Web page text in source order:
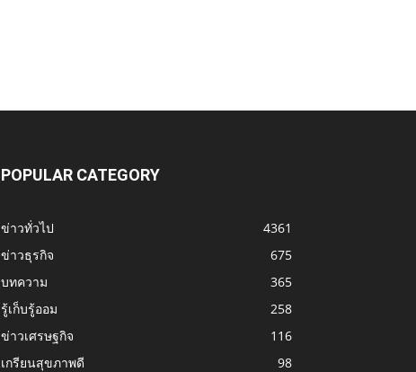
POPULAR CATEGORY
ข่าวทั่วไป
4361
ข่าวธุรกิจ
675
บทความ
365
รู้เก็บรู้ออม
258
ข่าวเศรษฐกิจ
116
เกรียนสุขภาพดี
98